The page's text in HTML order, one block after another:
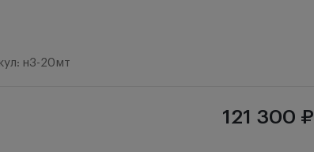
н3-20мт
121 300 ₽